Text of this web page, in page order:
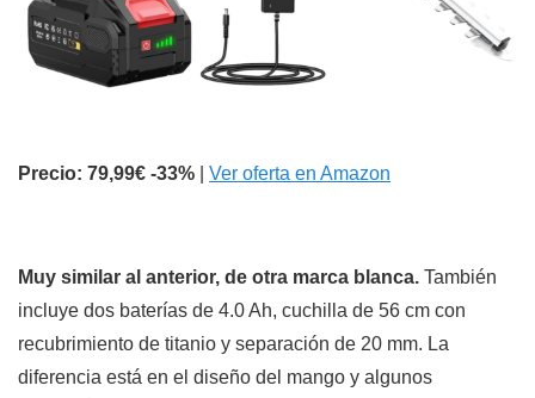
Precio: 79,99€ -33% Ver oferta en Amazon
Muy similar al anterior, de otra marca blanca. También
incluye dos baterías de 4.0 Ah, cuchilla de 56 cm con
recubrimiento de titanio y separación de 20 mm. La
diferencia está en el diseño del mango y algunos